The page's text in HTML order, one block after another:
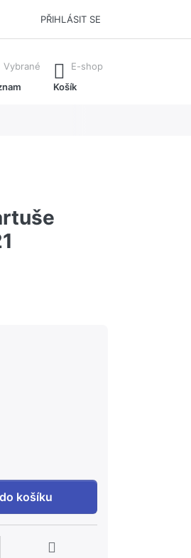
PŘIHLÁSIT SE
všechny výsledky.
Vybrané
E-shop
Košík
kartuše Sedal 35 mm E000021 k
košíku